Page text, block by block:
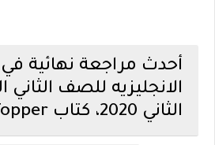
أحدث مراجعة نهائية في
الانجليزيه للصف الثاني
الثاني 2020، كتاب Topper